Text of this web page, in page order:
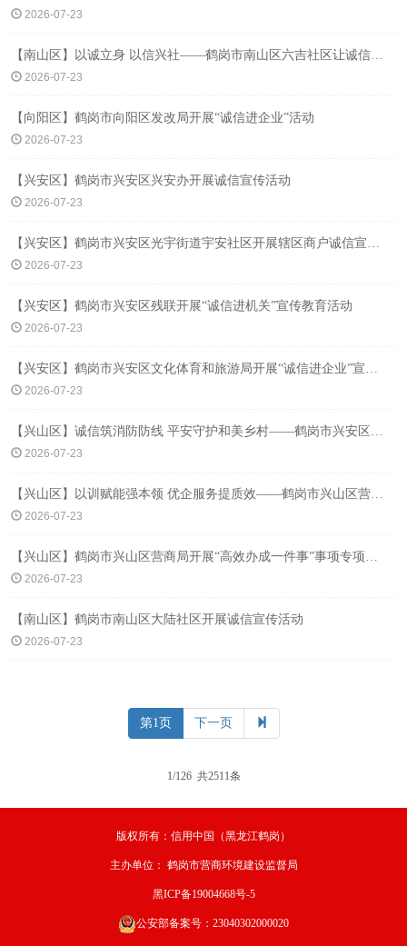
2026-07-23
【南山区】以诚立身 以信兴社——鹤岗市南山区六吉社区让诚信成为社区最美风尚
2026-07-23
【向阳区】鹤岗市向阳区发改局开展“诚信进企业”活动
2026-07-23
【兴安区】鹤岗市兴安区兴安办开展诚信宣传活动
2026-07-23
【兴安区】鹤岗市兴安区光宇街道宇安社区开展辖区商户诚信宣传活动
2026-07-23
【兴安区】鹤岗市兴安区残联开展“诚信进机关”宣传教育活动
2026-07-23
【兴安区】鹤岗市兴安区文化体育和旅游局开展“诚信进企业”宣传活动
2026-07-23
【兴山区】诚信筑消防防线 平安守护和美乡村——鹤岗市兴安区消防部门开展诚信消防进农村宣传活动
2026-07-23
【兴山区】以训赋能强本领 优企服务提质效——鹤岗市兴山区营商局开展涉企政务服务专项培训
2026-07-23
【兴山区】鹤岗市兴山区营商局开展“高效办成一件事”事项专项培训 赋能政务服务提质增效
2026-07-23
【南山区】鹤岗市南山区大陆社区开展诚信宣传活动
2026-07-23
第1页 下一页
1/126 共2511条
版权所有：信用中国（黑龙江鹤岗）
主办单位： 鹤岗市营商环境建设监督局
黑ICP备19004668号-5
公安部备案号：23040302000020